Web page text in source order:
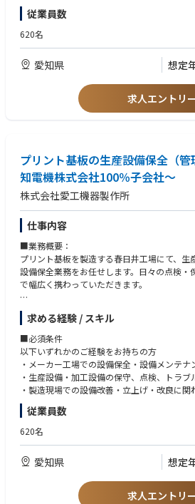
・工程管理と進捗フォロー
各工程がスムーズに流れるように調整し、遅
す。
・他部門との橋渡し役
不可欠なパッケージ基板分野は、AIサーバー
長性が注目されています。
＜新潟・新発田工場が新設稼働＞
約90億円規模の設備投資を進める新発田工
県新発田市にてパッケージ基板用コアの新工
資として約90億円規模の設備増強を進行中で
＜その他＞
・完全週休二日（土日休）、年間休日124日
・住宅手当・家族手当あり／U・I・Jターン歓
従業員数
620名
愛知県 想定
求人エントリ
プリント基板の生産設備保全（
知電機株式会社100％子会社～
株式会社愛工機器製作所
仕事内容
■業務概要：
プリント基板を製造する春日井工場にて、生
設備保全業務をお任せします。日々の点検・
で幅広く携わっていただきます。
■具体的な業務内容：
・生産設備・加工設備の定期点検、保守、ト
・設備不具合発生時の一次対応・復旧作業
・治具の調整、簡易的な改良
・電気・機械・水回り設備（薬液・配管等）
・消耗部品・交換部品の選定および発注
・新規設備導入時の仕様確認、立上げサポー
■同社の魅力
＜安定した市場性＞
AI、データセンター、EV需要を背景に、プリ
場は中長期で拡大しています。特に、半導
長性が注目されています。
求める経験 / スキル
■必須条件
以下いずれかのご経験をお持ちの方
・メーカー工場での設備保全・設備メンテナ
・生産設備・加工設備の保守、点検、トラブ
・製造現場での設備改善・立上げ・改良に関
■歓迎資格
・第2種電気工事士
・危険物取扱者乙種4類
・機械保全技能士2級
※日本語能力試験N2レベル以上の方
従業員数
620名
愛知県 想定
求人エントリ